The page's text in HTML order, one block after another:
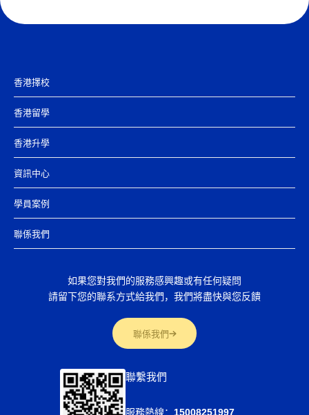
香港擇校
香港留學
香港升學
資訊中心
學員案例
聯係我們
如果您對我們的服務感興趣或有任何疑問
請留下您的聯系方式給我們，我們將盡快與您反饋
聯係我們
聯繫我們
服務熱線： 15008251997